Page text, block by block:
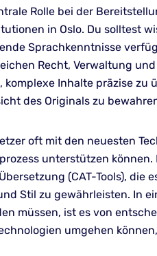
Rolle bei der
in Oslo. Du solltest
Sprachkenntnisse
Recht, Verwaltung
Inhalte präzise zu
des Originals zu
oft mit den neuesten
unterstützen können.
(CAT-Tools), die
Stil zu gewährleisten. In
müssen, ist es von
umgehen